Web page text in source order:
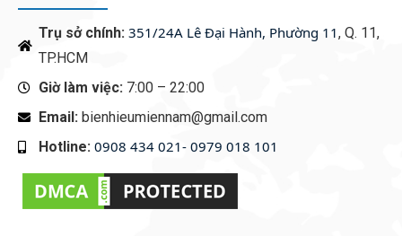
Trụ sở chính: 351/24A Lê Đại Hành, Phường 11, Q. 11,
TP.HCM
Giờ làm việc: 7:00 – 22:00
Email: bienhieumiennam@gmail.com
Hotline: 0908 434 021- 0979 018 101